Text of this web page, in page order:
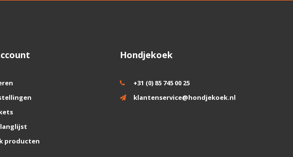
producten
Hondjekoek
+31 (0) 85 745 00 25
klantenservice@hondjekoek.nl